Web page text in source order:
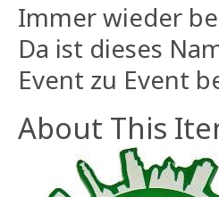
Immer wieder
Da ist dieses
Event zu Event
About This